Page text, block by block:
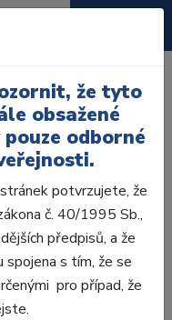
pacientů
přijmou
patří v ordinaci mezi
Nejde jen o
že tyto
obsažené
odborné
potvrzujete, že
č. 40/1995 Sb.,
předpisů, a že
s tím, že se
pro případ, že